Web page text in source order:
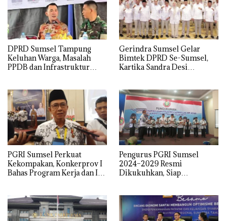
DPRD Sumsel Tampung
Keluhan Warga, Masalah
PPDB dan Infrastruktur
Gerindra Sumsel Gelar
Bimtek DPRD Se-Sumsel,
Kartika Sandra Desi
PGRI Sumsel Perkuat
Kekompakan, Konkerprov I
Bahas Program Kerja dan Isu
Pengurus PGRI Sumsel
2024–2029 Resmi
Dikukuhkan, Siap